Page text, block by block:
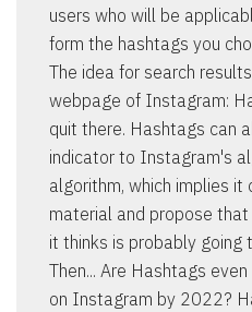
users who will be
form the hashtags you
The idea for search
webpage of Instagram:
quit there. Hashtags can
indicator to Instagram's
algorithm, which implies it
material and propose
it thinks is probably going
Then... Are Hashtags
on Instagram by 2022?